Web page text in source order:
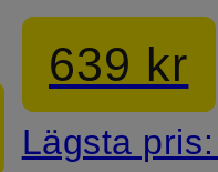
639 kr
Lägsta